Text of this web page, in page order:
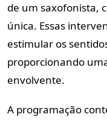
de um saxofonista,
única. Essas
estimular os
proporcionando
envolvente.
A programação